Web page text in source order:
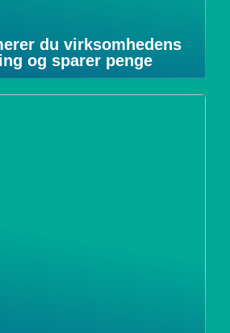
du virksomhedens
og sparer penge